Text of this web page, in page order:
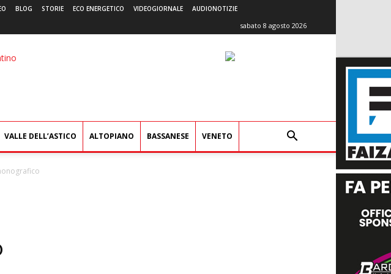
BLOG STORIE ECO ENERGETICO VIDEOGIORNALE AUDIONOTIZIE
sabato 8 agosto 2026
VALLE DELL’ASTICO ALTOPIANO BASSANESE VENETO